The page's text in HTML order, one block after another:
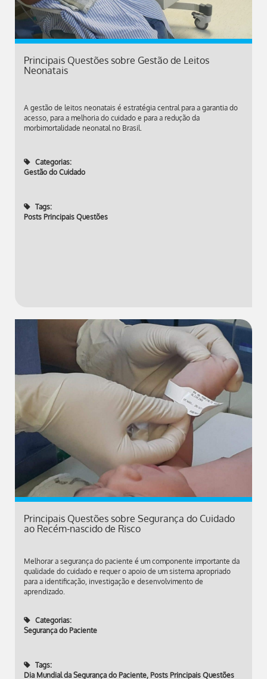
Principais Questões sobre Gestão de Leitos
Neonatais
A gestão de leitos neonatais é estratégia central para a garantia do
acesso, para a melhoria do cuidado e para a redução da
morbimortalidade neonatal no Brasil.
Categorias:
Gestão do Cuidado
Tags:
Posts Principais Questões
Principais Questões sobre Segurança do Cuidado
ao Recém-nascido de Risco
Melhorar a segurança do paciente é um componente importante da
qualidade do cuidado e requer o apoio de um sistema apropriado
para a identificação, investigação e desenvolvimento de
aprendizado.
Categorias:
Segurança do Paciente
Tags:
Dia Mundial da Segurança do Paciente, Posts Principais Questões